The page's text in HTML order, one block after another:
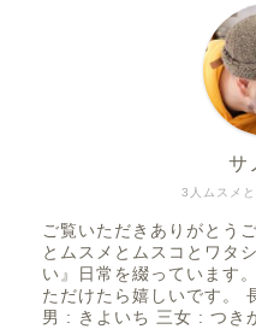
3人ムスメ
サ
ご覧いただきありがとう
とムスメとムスコとワタ
い』日常を綴っています
ただけたら嬉しいです。
男 : きよいち 三女 : つき